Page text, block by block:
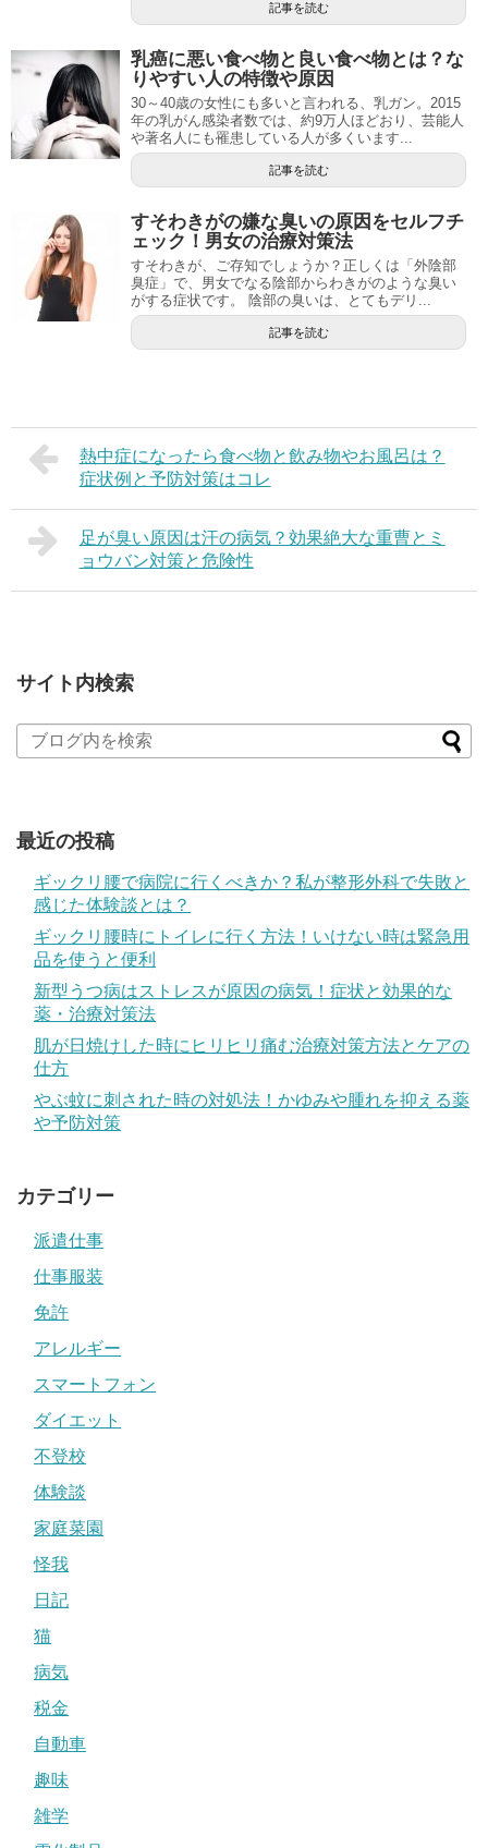
記事を読む
乳癌に悪い食べ物と良い食べ物とは？な
りやすい人の特徴や原因
30～40歳の女性にも多いと言われる、乳ガン。2015
年の乳がん感染者数では、約9万人ほどおり、芸能人
や著名人にも罹患している人が多くいます...
記事を読む
すそわきがの嫌な臭いの原因をセルフチ
ェック！男女の治療対策法
すそわきが、ご存知でしょうか？正しくは「外陰部
臭症」で、男女でなる陰部からわきがのような臭い
がする症状です。 陰部の臭いは、とてもデリ...
記事を読む
熱中症になったら食べ物と飲み物やお風呂は？
症状例と予防対策はコレ
足が臭い原因は汗の病気？効果絶大な重曹とミ
ョウバン対策と危険性
サイト内検索
最近の投稿
ギックリ腰で病院に行くべきか？私が整形外科で失敗と
感じた体験談とは？
ギックリ腰時にトイレに行く方法！いけない時は緊急用
品を使うと便利
新型うつ病はストレスが原因の病気！症状と効果的な
薬・治療対策法
肌が日焼けした時にヒリヒリ痛む治療対策方法とケアの
仕方
やぶ蚊に刺された時の対処法！かゆみや腫れを抑える薬
や予防対策
カテゴリー
派遣仕事
仕事服装
免許
アレルギー
スマートフォン
ダイエット
不登校
体験談
家庭菜園
怪我
日記
猫
病気
税金
自動車
趣味
雑学